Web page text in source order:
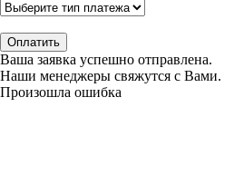
Оплатить
Ваша заявка успешно отправлена.
Наши менеджеры свяжутся с Вами.
Произошла ошибка